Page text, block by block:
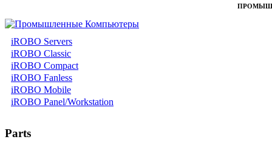
iROBO Servers
iROBO Classic
iROBO Compact
iROBO Fanless
iROBO Mobile
iROBO Panel/Workstation
Parts